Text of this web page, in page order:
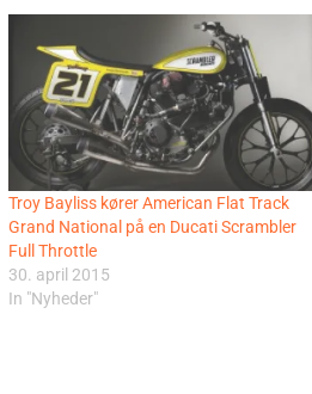
Troy Bayliss kører American Flat Track
Grand National på en Ducati Scrambler
Full Throttle
30. april 2015
In "Nyheder"